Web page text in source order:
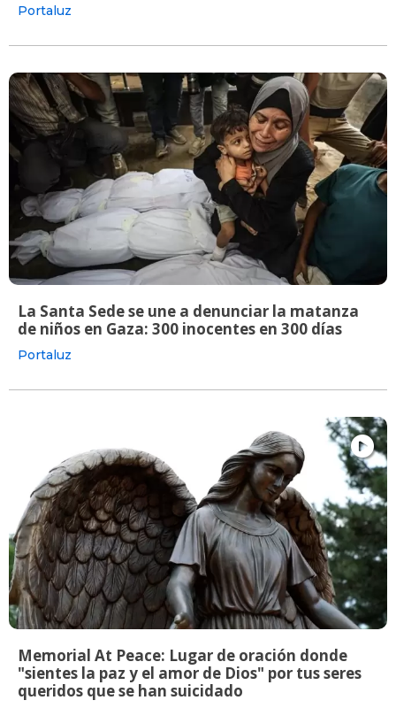
Portaluz
La Santa Sede se une a denunciar la matanza
de niños en Gaza: 300 inocentes en 300 días
Portaluz
Memorial At Peace: Lugar de oración donde
"sientes la paz y el amor de Dios" por tus seres
queridos que se han suicidado